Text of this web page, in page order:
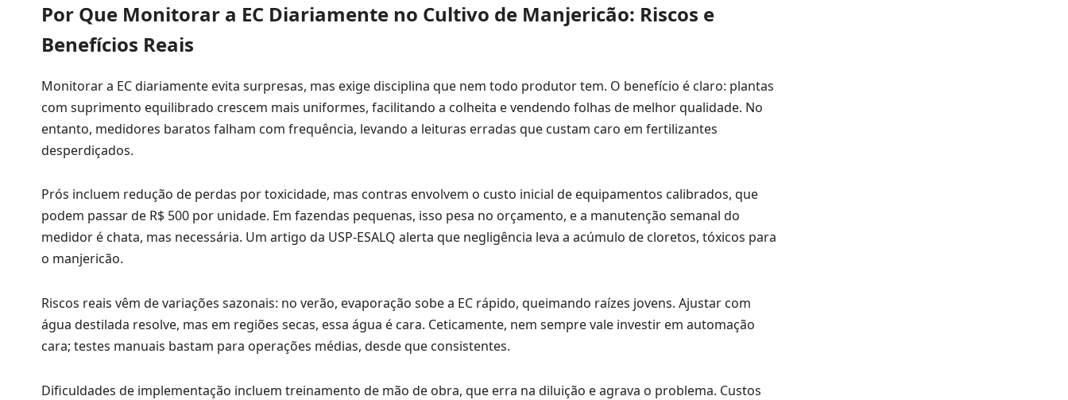
Por Que Monitorar a EC Diariamente no Cultivo de Manjericão: Riscos e
Benefícios Reais
Monitorar a EC diariamente evita surpresas, mas exige disciplina que nem todo produtor tem. O benefício é claro: plantas
com suprimento equilibrado crescem mais uniformes, facilitando a colheita e vendendo folhas de melhor qualidade. No
entanto, medidores baratos falham com frequência, levando a leituras erradas que custam caro em fertilizantes
desperdiçados.
Prós incluem redução de perdas por toxicidade, mas contras envolvem o custo inicial de equipamentos calibrados, que
podem passar de R$ 500 por unidade. Em fazendas pequenas, isso pesa no orçamento, e a manutenção semanal do
medidor é chata, mas necessária. Um artigo da USP-ESALQ alerta que negligência leva a acúmulo de cloretos, tóxicos para
o manjericão.
Riscos reais vêm de variações sazonais: no verão, evaporação sobe a EC rápido, queimando raízes jovens. Ajustar com
água destilada resolve, mas em regiões secas, essa água é cara. Ceticamente, nem sempre vale investir em automação
cara; testes manuais bastam para operações médias, desde que consistentes.
Dificuldades de implementação incluem treinamento de mão de obra, que erra na diluição e agrava o problema. Custos